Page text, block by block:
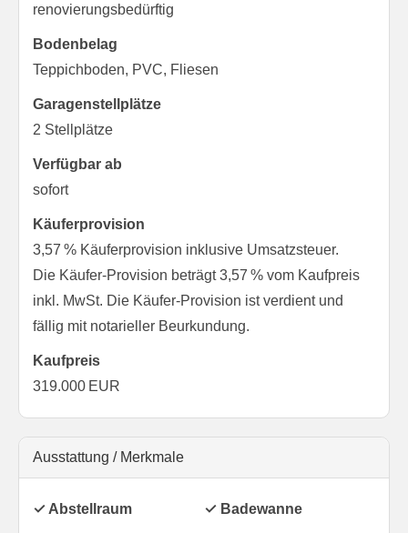
renovierungsbedürftig
Bodenbelag
Teppichboden, PVC, Fliesen
Garagen­stellplätze
2 Stellplätze
Verfügbar ab
sofort
Käufer­provision
3,57 % Käuferprovision inklusive Umsatzsteuer.
Die Käufer-Provision beträgt 3,57 % vom Kaufpreis
inkl. MwSt. Die Käufer-Provision ist verdient und
fällig mit notarieller Beurkundung.
Kaufpreis
319.000 EUR
Ausstattung / Merkmale
✓ Abstellraum ✓ Badewanne